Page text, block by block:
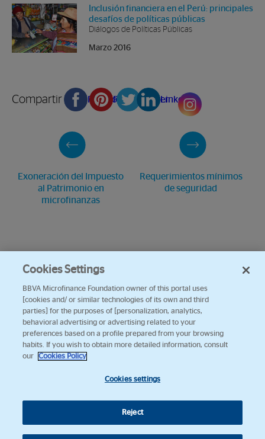
Inclusión financiera en el Perú: principales
desafíos de políticas públicas
Diálogos de Políticas Públicas
Marzo 2016
Compartir en FacebookPinterestTwitterLinkedin
Exoneración del Impuesto
al Patrimonio en
microfinanzas
Requerimientos mínimos
de seguridad
Cookies Settings
BBVA Microfinance Foundation owner of this portal uses
[cookies and/ or similar technologies of its own and third
parties] for the purposes of [personalization, analytics,
behavioral advertising or advertising related to your
preferences based on a profile prepared from your browsing
habits. If you wish to obtain more detailed information, consult
our
Cookies Policy
Cookies settings
Reject